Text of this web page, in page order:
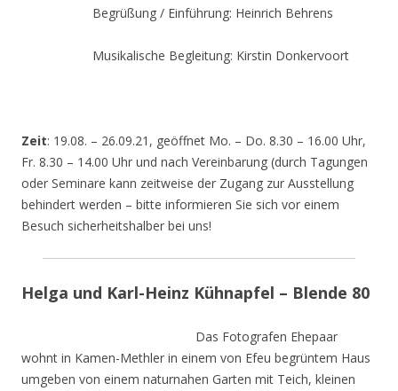
Begrüßung / Einführung: Heinrich Behrens
Musikalische Begleitung: Kirstin Donkervoort
Zeit: 19.08. – 26.09.21, geöffnet Mo. – Do. 8.30 – 16.00 Uhr,
Fr. 8.30 – 14.00 Uhr und nach Vereinbarung (durch Tagungen
oder Seminare kann zeitweise der Zugang zur Ausstellung
behindert werden – bitte informieren Sie sich vor einem
Besuch sicherheitshalber bei uns!
Helga und Karl-Heinz Kühnapfel – Blende 80
Das Fotografen Ehepaar
wohnt in Kamen-Methler in einem von Efeu begrüntem Haus
umgeben von einem naturnahen Garten mit Teich, kleinen